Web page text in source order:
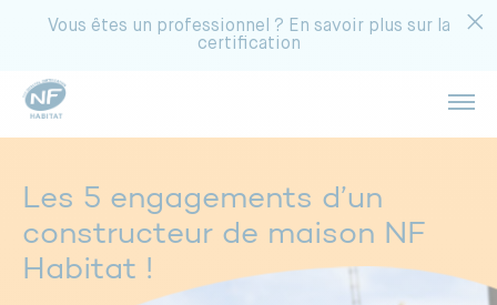
Vous êtes un professionnel ? En savoir plus sur la
certification
Les 5 engagements d’un
constructeur de maison NF
Habitat !
Bénéficiez d’une température idéale
Limitez les nuisances sonores
Acheter un appartement
Choisir un syndic